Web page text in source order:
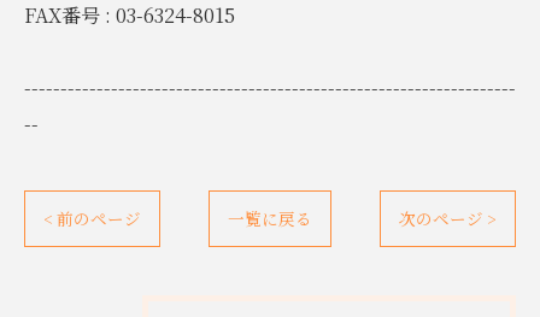
FAX番号 : 03-6324-8015
--------------------------------------------------------------------
--
< 前のページ 一覧に戻る 次のページ >